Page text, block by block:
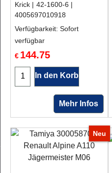
€ 144.75
Krick
42-1600-6
4005697010918
Verfügbarkeit: Sofort
verfügbar
In den Korb
Mehr Infos
Neu